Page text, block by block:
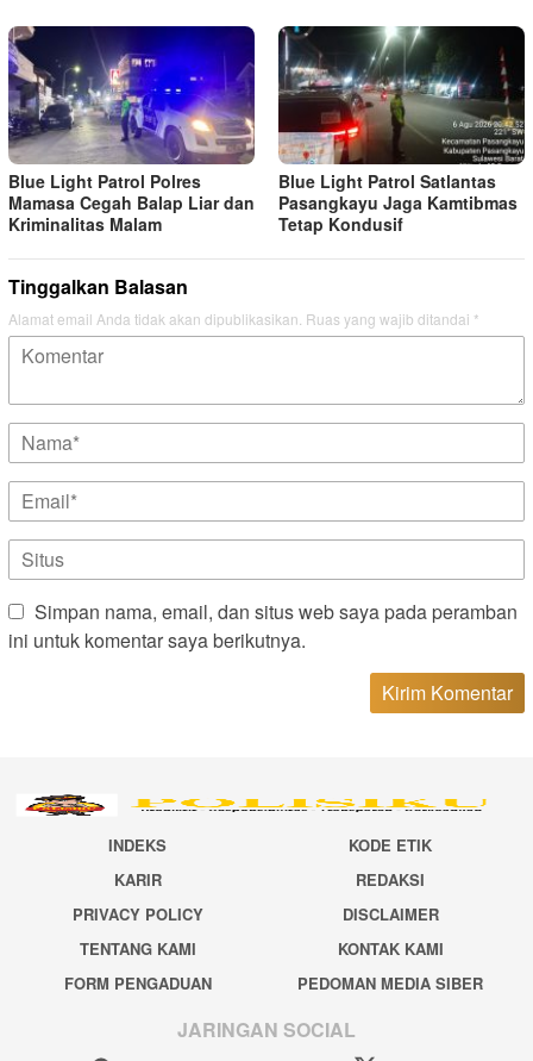
Blue Light Patrol Polres
Mamasa Cegah Balap Liar dan
Kriminalitas Malam
Blue Light Patrol Satlantas
Pasangkayu Jaga Kamtibmas
Tetap Kondusif
Tinggalkan Balasan
Alamat email Anda tidak akan dipublikasikan. Ruas yang wajib ditandai *
Simpan nama, email, dan situs web saya pada peramban
ini untuk komentar saya berikutnya.
INDEKS
KODE ETIK
KARIR
REDAKSI
PRIVACY POLICY
DISCLAIMER
TENTANG KAMI
KONTAK KAMI
FORM PENGADUAN
PEDOMAN MEDIA SIBER
JARINGAN SOCIAL